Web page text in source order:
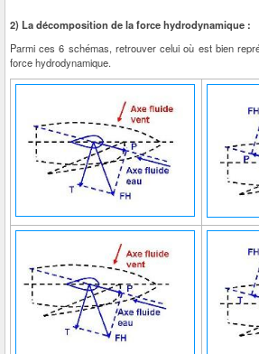
2) La décomposition de la force hydrodynamique :
Parmi ces 6 schémas, retrouver celui où est bien
force hydrodynamique.